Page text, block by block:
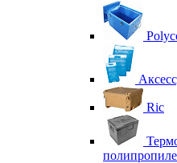
Ric